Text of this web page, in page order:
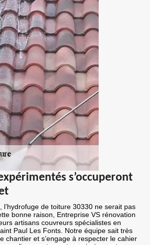
s’occuperont
l’hydrofuge de toiture 30330 ne serait pas
bonne raison, Entreprise VS rénovation
artisans couvreurs spécialistes en
Paul Les Fonts. Notre équipe sait très
chantier et s’engage à respecter le cahier